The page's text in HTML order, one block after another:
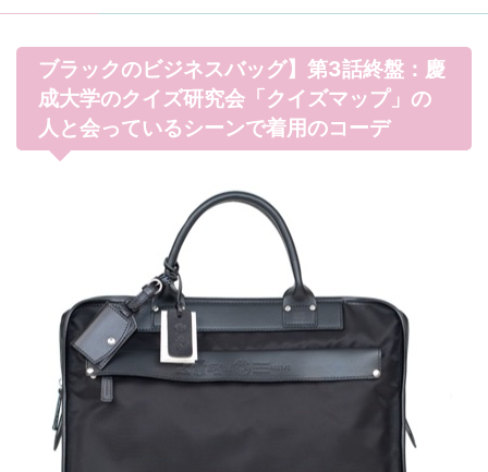
ブラックのビジネスバッグ】第3話終盤：慶
成大学のクイズ研究会「クイズマップ」の
人と会っているシーンで着用のコーデ